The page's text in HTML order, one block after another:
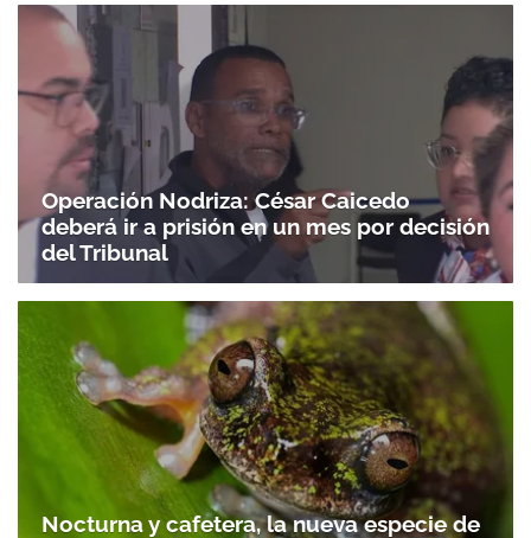
Operación Nodriza: César Caicedo
deberá ir a prisión en un mes por decisión
del Tribunal
Nocturna y cafetera, la nueva especie de